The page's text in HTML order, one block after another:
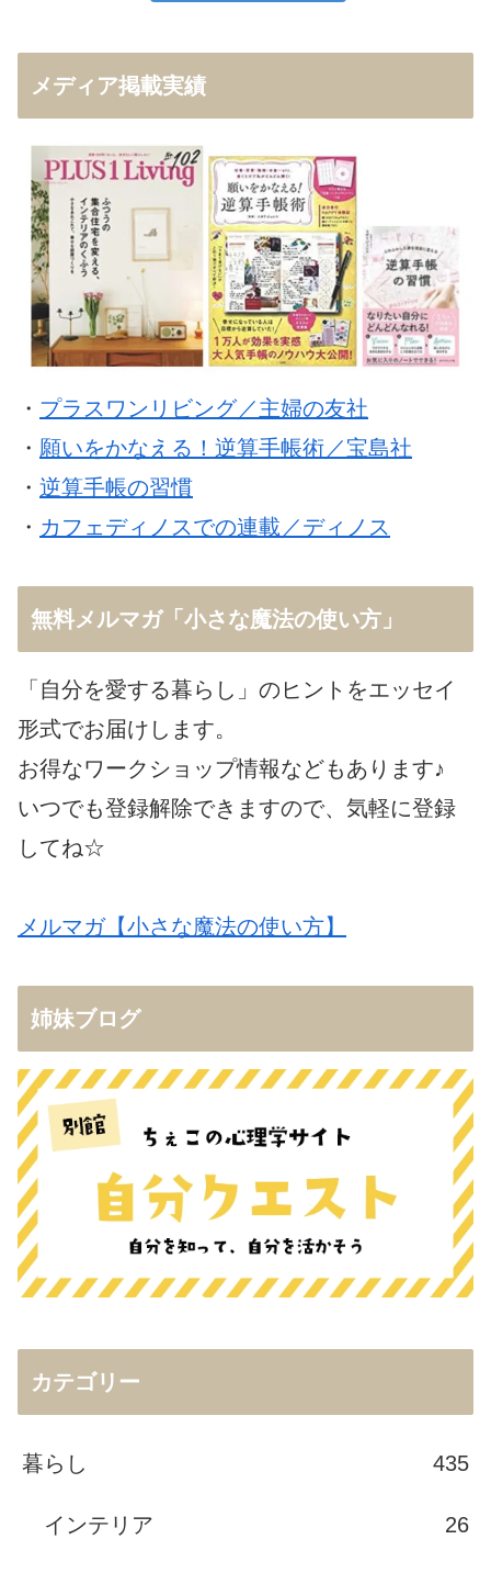
メディア掲載実績
・ プラスワンリビング／主婦の友社
・ 願いをかなえる！逆算手帳術／宝島社
・ 逆算手帳の習慣
・ カフェディノスでの連載／ディノス
無料メルマガ「小さな魔法の使い方」
「自分を愛する暮らし」のヒントをエッセイ
形式でお届けします。
お得なワークショップ情報などもあります♪
いつでも登録解除できますので、気軽に登録
してね☆
メルマガ【小さな魔法の使い方】
姉妹ブログ
カテゴリー
暮らし 435
インテリア 26